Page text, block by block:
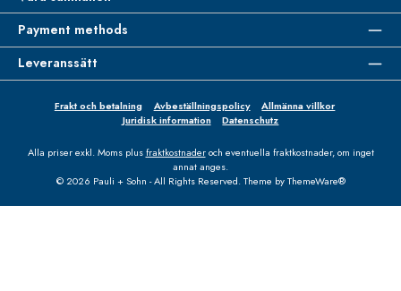
Payment methods
Leveranssätt
Frakt och betalning Avbeställningspolicy
Allmänna villkor
Juridisk information
Datenschutz
Alla priser exkl. Moms plusfraktkostnaderoch eventuella fraktkostnader, om inget
annat anges.
© 2026 Pauli + Sohn - All Rights Reserved. Theme byThemeWare®